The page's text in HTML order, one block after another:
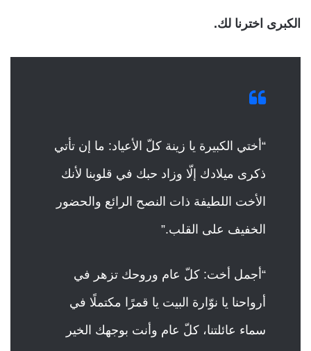
الكبرى اخترنا لك.
“أختي الكبيرة يا زينة كلّ الأعياد: ما إن تأتي
ذكرى ميلادك إلّا وزاد حبك في قلوبنا لأنك
الأخت اللطيفة ذات النصح الرائع والحضور
الخفيف على القلب.”
“أجمل أخت: كلّ عام وروحك تزهر في
أرواحنا يا نوّارة البيت يا قمرًا مكتملًا في
سماء عائلتنا، كلّ عام وأنت بوجهك الخير